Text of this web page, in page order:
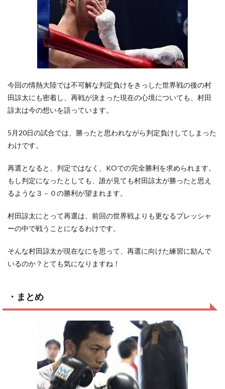
今回の情熱大陸では不可解な判定負けをきっした世界戦の後の村
田諒太にも密着し、再戦が決まった現在の心境についても、村田
諒太は今の想いを語っています。
5月20日の試合では、勝ったと思われながら判定負けしてしまった
わけです。
再選となると、判定ではなく、KOでの完全勝利を求められます。
もし判定になったとしても、誰が見ても村田諒太が勝ったと思え
るような３－０の勝利が望まれます。
村田諒太にとって再選は、前回の世界戦よりも更なるプレッシャ
ーの中で戦うことになるわけです。
そんな村田諒太が現在なにを思って、再選に向けた練習に励んで
いるのか？とても気になりますね！
・まとめ